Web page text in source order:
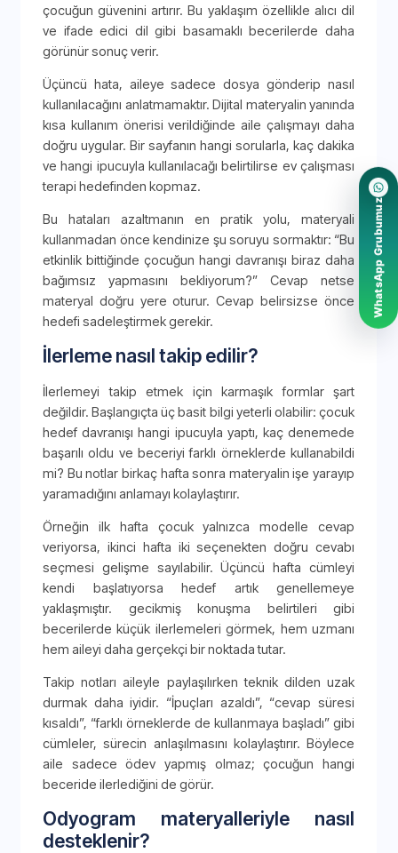
çocuğun güvenini artırır. Bu yaklaşım özellikle alıcı dil
ve ifade edici dil gibi basamaklı becerilerde daha
görünür sonuç verir.
Üçüncü hata, aileye sadece dosya gönderip nasıl
kullanılacağını anlatmamaktır. Dijital materyalin yanında
kısa kullanım önerisi verildiğinde aile çalışmayı daha
doğru uygular. Bir sayfanın hangi sorularla, kaç dakika
ve hangi ipucuyla kullanılacağı belirtilirse ev çalışması
terapi hedefinden kopmaz.
Bu hataları azaltmanın en pratik yolu, materyali
kullanmadan önce kendinize şu soruyu sormaktır: “Bu
etkinlik bittiğinde çocuğun hangi davranışı biraz daha
bağımsız yapmasını bekliyorum?” Cevap netse
materyal doğru yere oturur. Cevap belirsizse önce
hedefi sadeleştirmek gerekir.
İlerleme nasıl takip edilir?
İlerlemeyi takip etmek için karmaşık formlar şart
değildir. Başlangıçta üç basit bilgi yeterli olabilir: çocuk
hedef davranışı hangi ipucuyla yaptı, kaç denemede
başarılı oldu ve beceriyi farklı örneklerde kullanabildi
mi? Bu notlar birkaç hafta sonra materyalin işe yarayıp
yaramadığını anlamayı kolaylaştırır.
Örneğin ilk hafta çocuk yalnızca modelle cevap
veriyorsa, ikinci hafta iki seçenekten doğru cevabı
seçmesi gelişme sayılabilir. Üçüncü hafta cümleyi
kendi başlatıyorsa hedef artık genellemeye
yaklaşmıştır. gecikmiş konuşma belirtileri gibi
becerilerde küçük ilerlemeleri görmek, hem uzmanı
hem aileyi daha gerçekçi bir noktada tutar.
Takip notları aileyle paylaşılırken teknik dilden uzak
durmak daha iyidir. “İpuçları azaldı”, “cevap süresi
kısaldı”, “farklı örneklerde de kullanmaya başladı” gibi
cümleler, sürecin anlaşılmasını kolaylaştırır. Böylece
aile sadece ödev yapmış olmaz; çocuğun hangi
beceride ilerlediğini de görür.
Odyogram materyalleriyle nasıl
desteklenir?
WhatsApp Grubumuz